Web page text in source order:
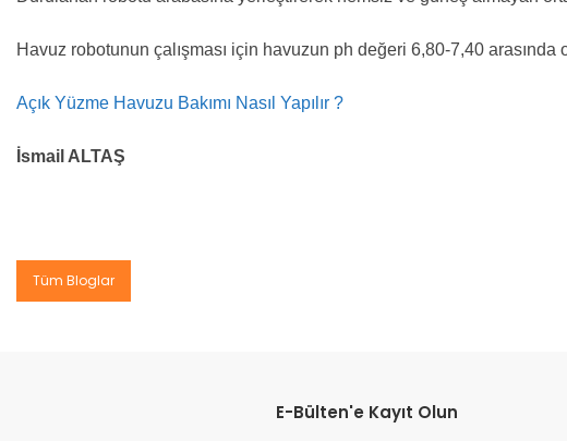
Havuz robotunun çalışması için havuzun ph değeri 6,80-7,40
Açık Yüzme Havuzu Bakımı Nasıl Yapılır ?
İsmail ALTAŞ
Tüm Bloglar
E-Bülten'e Kayıt Olun